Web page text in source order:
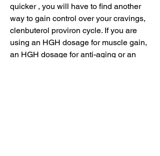
quicker , you will have to find another
way to gain control over your cravings,
clenbuterol proviron cycle. If you are
using an HGH dosage for muscle gain,
an HGH dosage for anti-aging or an